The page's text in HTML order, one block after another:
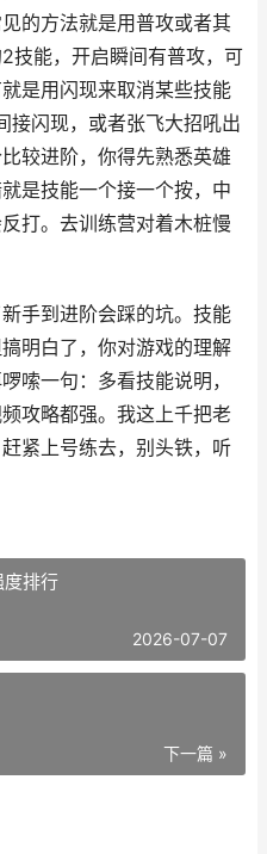
的方法就是用普攻或者其
技能，开启瞬间有普攻，可
是用闪现来取消某些技能
接闪现，或者张飞大招吼出
较进阶，你得先熟悉英雄
是技能一个接一个按，中
打。去训练营对着木桩慢
手到进阶会踩的坑。技能
明白了，你对游戏的理解
嗦一句：多看技能说明，
攻略都强。我这上千把老
紧上号练去，别头铁，听
度排行
2026-07-07
下一篇 »